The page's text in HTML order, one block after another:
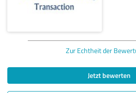
Zur Echtheit der
Jetzt bewerten